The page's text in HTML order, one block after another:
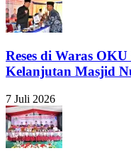
Reses di Waras
Kelanjutan Masjid
7 Juli 2026